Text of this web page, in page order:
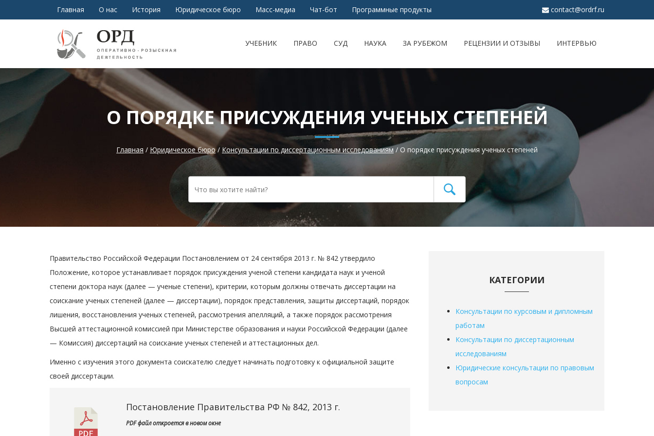
contact@ordrf.ru
Главная О нас История Юридическое бюро Масс-медиа Чат-бот Программные продукты
УЧЕБНИК ПРАВО СУД НАУКА ЗА РУБЕЖОМ РЕЦЕНЗИИ И ОТЗЫВЫ ИНТЕРВЬЮ
О ПОРЯДКЕ ПРИСУЖДЕНИЯ УЧЕНЫХ СТЕПЕНЕЙ
Главная / Юридическое бюро/ Консультации по диссертационным исследованиям / О порядке присуждения ученых степеней
Правительство Российской Федерации Постановлением от 24 сентября 2013 г. № 842 утвердило
Положение, которое устанавливает порядок присуждения ученой степени кандидата наук и ученой
степени доктора наук (далее — ученые степени), критерии, которым должны отвечать диссертации на
соискание ученых степеней (далее — диссертации), порядок представления, защиты диссертаций, порядок
лишения, восстановления ученых степеней, рассмотрения апелляций, а также порядок рассмотрения
Высшей аттестационной комиссией при Министерстве образования и науки Российской Федерации (далее
— Комиссия) диссертаций на соискание ученых степеней и аттестационных дел.
Именно с изучения этого документа соискателю следует начинать подготовку к официальной защите
своей диссертации.
Постановление Правительства РФ № 842, 2013 г.
PDF файл откроется в новом окне
КАТЕГОРИИ
Консультации по курсовым и дипломным
работам
Консультации по диссертационным
исследованиям
Юридические консультации по правовым
вопросам